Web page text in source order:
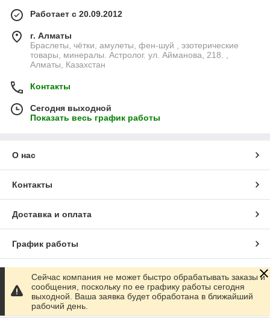
Работает с 20.09.2012
г. Алматы
Браслеты, чётки, амулеты, фен-шуй , эзотерические
товары, минералы. Астролог. ул. Айманова, 218. ,
Алматы, Казахстан
Контакты
Сегодня выходной
Показать весь график работы
О нас
Контакты
Доставка и оплата
График работы
Полная версия сайта
Сайт создан на маркетплейсе Satu.kz
Сейчас компания не может быстро обрабатывать заказы и
сообщения, поскольку по ее графику работы сегодня
выходной. Ваша заявка будет обработана в ближайший
рабочий день.